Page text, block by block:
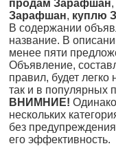
продам Зарафшан,
Зарафшан, куплю
В содержании
название. В
менее пяти
Объявление,
правил, будет легко
так и в популярных
ВНИМНИЕ!
нескольких
без
его эффективность.